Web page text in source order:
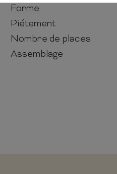
Forme
Piétement
Nombre de places
Assemblage